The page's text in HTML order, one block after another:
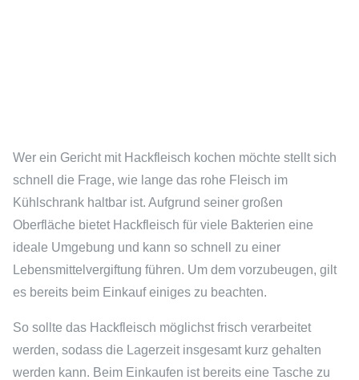
Wer ein Gericht mit Hackfleisch kochen möchte stellt sich
schnell die Frage, wie lange das rohe Fleisch im
Kühlschrank haltbar ist. Aufgrund seiner großen
Oberfläche bietet Hackfleisch für viele Bakterien eine
ideale Umgebung und kann so schnell zu einer
Lebensmittelvergiftung führen. Um dem vorzubeugen, gilt
es bereits beim Einkauf einiges zu beachten.
So sollte das Hackfleisch möglichst frisch verarbeitet
werden, sodass die Lagerzeit insgesamt kurz gehalten
werden kann. Beim Einkaufen ist bereits eine Tasche zu